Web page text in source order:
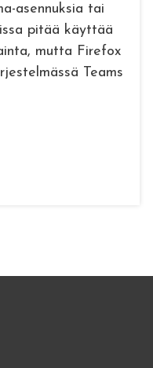
asennuksia tai
pitää käyttää
mutta Firefox
Teams